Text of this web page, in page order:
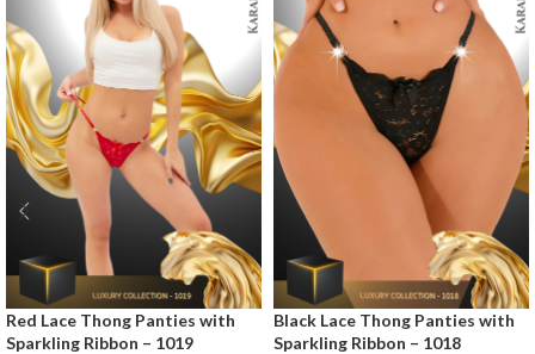
Red Lace Thong Panties with
Sparkling Ribbon – 1019
Black Lace Thong Panties with
Sparkling Ribbon – 1018